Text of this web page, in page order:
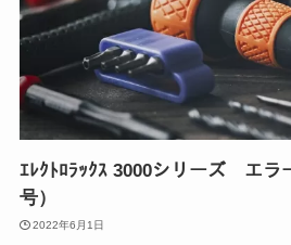
ｴﾚｸﾄﾛﾗｯｸｽ 3000シリーズ エラ
号）
2022年6月1日